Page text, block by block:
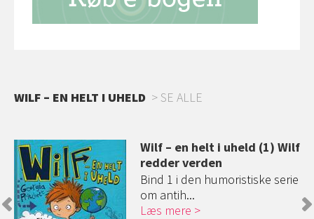
WILF – EN HELT I UHELD SE ALLE
Wilf – en helt i uheld (1) Wilf
redder verden
Bind 1 i den humoristiske serie
om antih...
Læs mere